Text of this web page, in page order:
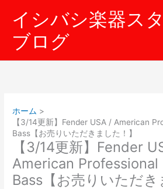
イシバシ楽器ス
ブログ
ホーム
【3/14更新】Fender USA / American
Bass【お売りいただきました！】
【3/14更新】Fender
American Professional
Bass【お売りいただき